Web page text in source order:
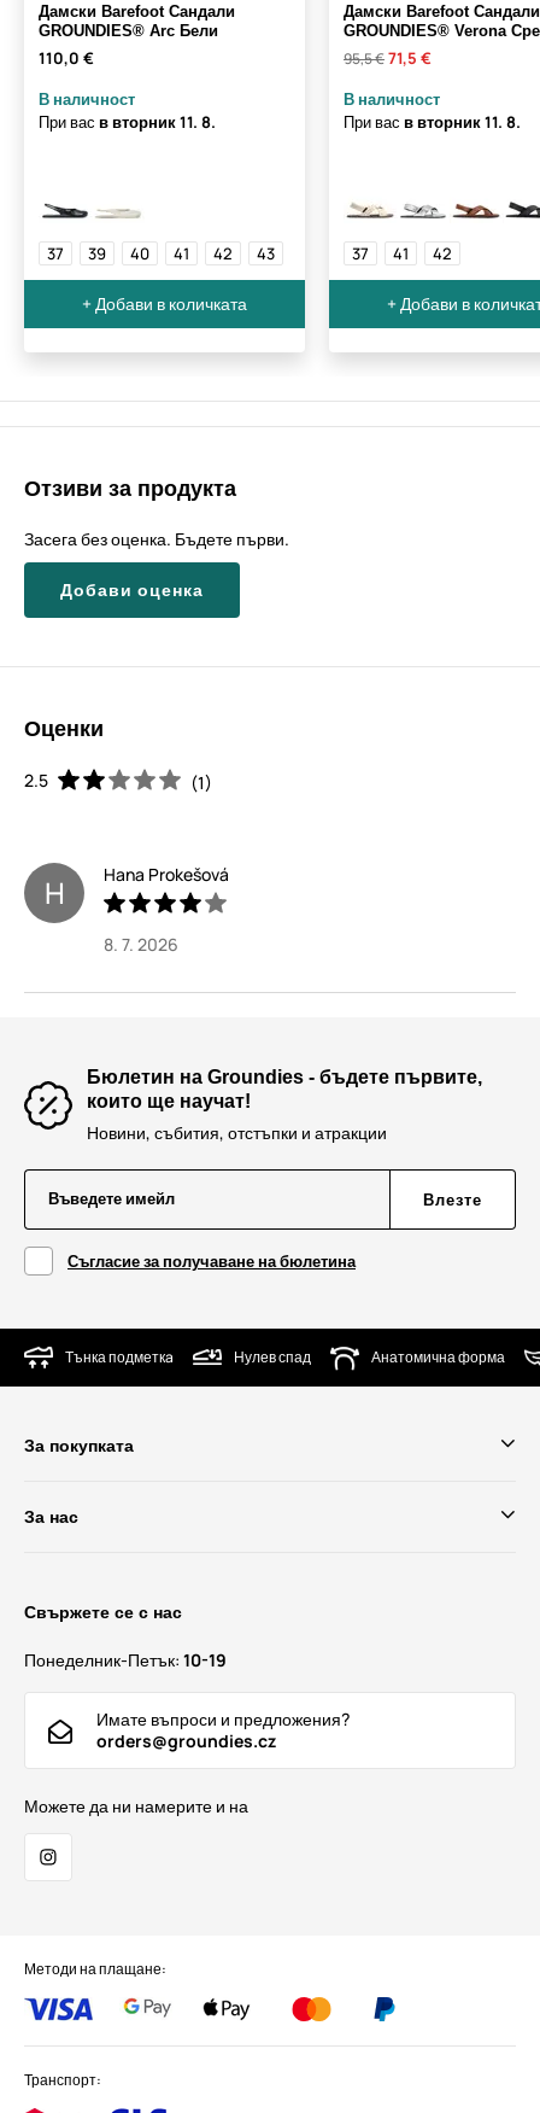
Дамски Barefoot Сандали
GROUNDIES® Arc Бели
110,0 €
В наличност
При вас в вторник11. 8.
37 39 40 41 42 43
+ Добави в количката
Дамски Barefoot Сандали
GROUNDIES® Verona
95,5 €71,5 €
В наличност
При вас в вторник11. 8.
37 41 42
+ Добави в
Отзиви за продукта
Засега без оценка. Бъдете първи.
Добави оценка
Оценки
2.5 (1)
H Hana Prokešová
8. 7. 2026
Бюлетин на Groundies - бъдете първите,
които ще научат!
Новини, събития, отстъпки и атракции
Въведете имейл Влезте
Съгласие за получаване на бюлетина
Тънка подметкa Нулев спад Анатомична форма
За покупката
За нас
Свържете се с нас
Понеделник-Петък: 10-19
Имате въпроси и предложения?
orders@groundies.cz
Можете да ни намерите и на
Методи на плащане:
Транспорт: